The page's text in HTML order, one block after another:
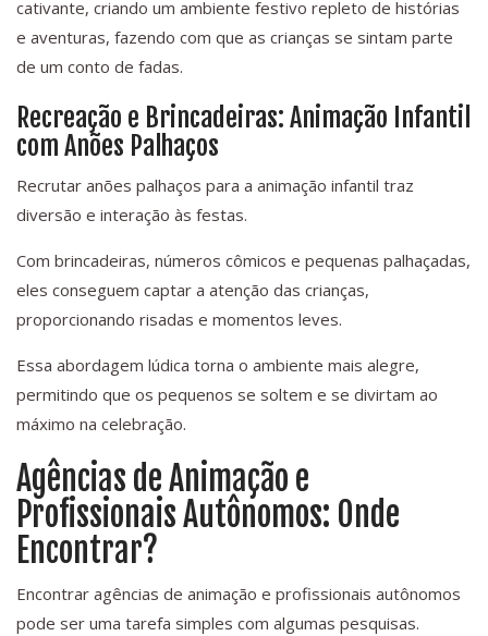
cativante, criando um ambiente festivo repleto de histórias
e aventuras, fazendo com que as crianças se sintam parte
de um conto de fadas.
Recreação e Brincadeiras: Animação Infantil
com Anões Palhaços
Recrutar anões palhaços para a animação infantil traz
diversão e interação às festas.
Com brincadeiras, números cômicos e pequenas palhaçadas,
eles conseguem captar a atenção das crianças,
proporcionando risadas e momentos leves.
Essa abordagem lúdica torna o ambiente mais alegre,
permitindo que os pequenos se soltem e se divirtam ao
máximo na celebração.
Agências de Animação e
Profissionais Autônomos: Onde
Encontrar?
Encontrar agências de animação e profissionais autônomos
pode ser uma tarefa simples com algumas pesquisas.